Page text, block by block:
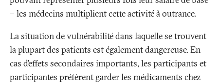
– les médecins multiplient cette activité à outrance.
La situation de vulnérabilité dans laquelle se trouvent
la plupart des patients est également dangereuse. En
cas d’effets secondaires importants, les participants et
participantes préfèrent garder les médicaments chez